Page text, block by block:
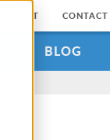
SUPPORT CONTACT
BLOG